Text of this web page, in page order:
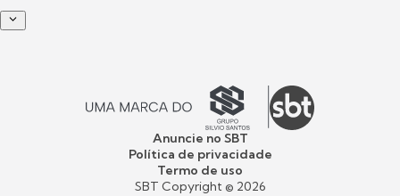
Anuncie no SBT
Política de privacidade
Termo de uso
SBT Copyright © 2026